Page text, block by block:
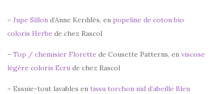
– Jupe Sillon d’Anne Kerdilès, en popeline de coton bio
coloris Herbe de chez Rascol
– Top / chemisier Florette de Cousette Patterns, en viscose
légère coloris Ecru de chez Rascol
– Essuie-tout lavables en tissu torchon nid d’abeille Bleu